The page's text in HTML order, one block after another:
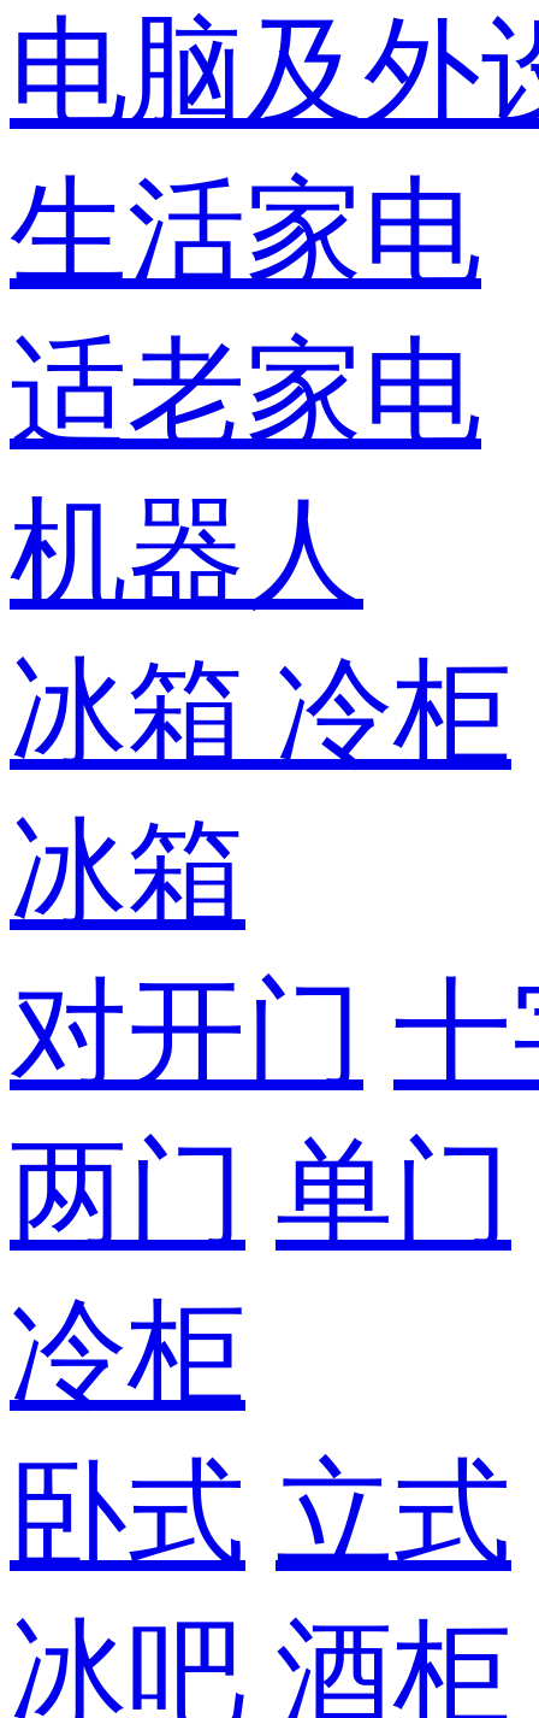
电脑及外
生活家电
适老家电
机器人
冰箱 冷柜
冰箱
对开门
两门 单门
冷柜
卧式 立式
冰吧 酒柜